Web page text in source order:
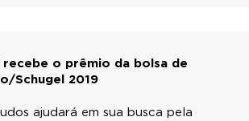
recebe o prêmio da bolsa de
Schugel 2019
ajudará em sua busca pela